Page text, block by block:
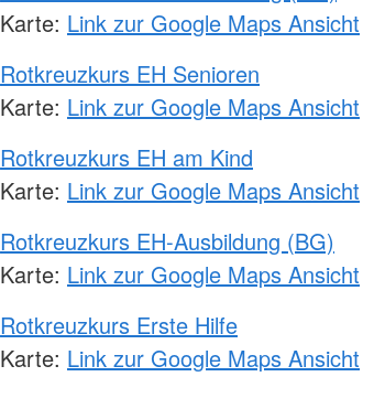
Karte: Link zur Google Maps Ansicht
Rotkreuzkurs EH Senioren
Karte: Link zur Google Maps Ansicht
Rotkreuzkurs EH am Kind
Karte: Link zur Google Maps Ansicht
Rotkreuzkurs EH-Ausbildung (BG)
Karte: Link zur Google Maps Ansicht
Rotkreuzkurs Erste Hilfe
Karte: Link zur Google Maps Ansicht